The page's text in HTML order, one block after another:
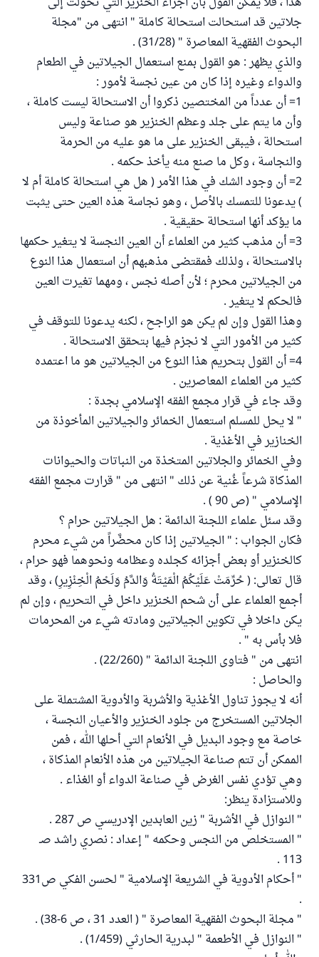
جلاتين قد استحالت استحالة كاملة " انتهى من "مجلة
البحوث الفقهية المعاصرة " (31/28) .
والذي يظهر : هو القول بمنع استعمال الجيلاتين في الطعام
والدواء وغيره إذا كان من عين نجسة لأمور :
1= أن عدداً من المختصين ذكروا أن الاستحالة ليست كاملة ،
وأن ما يتم على جلد وعظم الخنزير هو صناعة وليس
استحالة ، فيبقى الخنزير على ما هو عليه من الحرمة
والنجاسة ، وكل ما صنع منه يأخذ حكمه .
2= أن وجود الشك في هذا الأمر ( هل هي استحالة كاملة أم لا
) يدعونا للتمسك بالأصل ، وهو نجاسة هذه العين حتى يثبت
ما يؤكد أنها استحالة حقيقية .
3= أن مذهب كثير من العلماء أن العين النجسة لا يتغير حكمها
بالاستحالة ، ولذلك فمقتضى مذهبهم أن استعمال هذا النوع
من الجيلاتين محرم ؛ لأن أصله نجس ، ومهما تغيرت العين
فالحكم لا يتغير .
وهذا القول وإن لم يكن هو الراجح ، لكنه يدعونا للتوقف في
كثير من الأمور التي لا نجزم فيها بتحقق الاستحالة .
4= أن القول بتحريم هذا النوع من الجيلاتين هو ما اعتمده
كثير من العلماء المعاصرين .
وقد جاء في قرار مجمع الفقه الإسلامي بجدة :
" لا يحل للمسلم استعمال الخمائر والجيلاتين المأخوذة من
الخنازير في الأغذية .
وفي الخمائر والجلاتين المتخذة من النباتات والحيوانات
المذكاة شرعاً غُنية عن ذلك " انتهى من " قرارت مجمع الفقه
الإسلامي " (ص 90 ) .
وقد سئل علماء اللجنة الدائمة : هل الجيلاتين حرام ؟
فكان الجواب : " الجيلاتين إذا كان محضَّراً من شيء محرم
كالخنزير أو بعض أجزائه كجلده وعظامه ونحوهما فهو حرام ،
قال تعالى: ( حُرِّمَتْ عَلَيْكُمُ الْمَيْتَةُ وَالدَّمُ وَلَحْمُ الْخِنْزِيرِ) ، وقد
أجمع العلماء على أن شحم الخنزير داخل في التحريم ، وإن لم
يكن داخلا في تكوين الجيلاتين ومادته شيء من المحرمات
فلا بأس به " .
انتهى من " فتاوى اللجنة الدائمة " (22/260) .
والحاصل :
أنه لا يجوز تناول الأغذية والأشربة والأدوية المشتملة على
الجلاتين المستخرج من جلود الخنزير والأعيان النجسة ،
خاصة مع وجود البديل في الأنعام التي أحلها الله ، فمن
الممكن أن تتم صناعة الجيلاتين من هذه الأنعام المذكاة ،
وهي تؤدي نفس الغرض في صناعة الدواء أو الغذاء .
وللاستزادة ينظر:
" النوازل في الأشربة " زين العابدين الإدريسي ص 287 .
" المستخلص من النجس وحكمه " إعداد : نصري راشد صـ
113 .
" أحكام الأدوية في الشريعة الإسلامية " لحسن الفكي ص331
.
" مجلة البحوث الفقهية المعاصرة " ( العدد 31 ، ص 6-38) .
" النوازل في الأطعمة " لبدرية الحارثي (1/459) .